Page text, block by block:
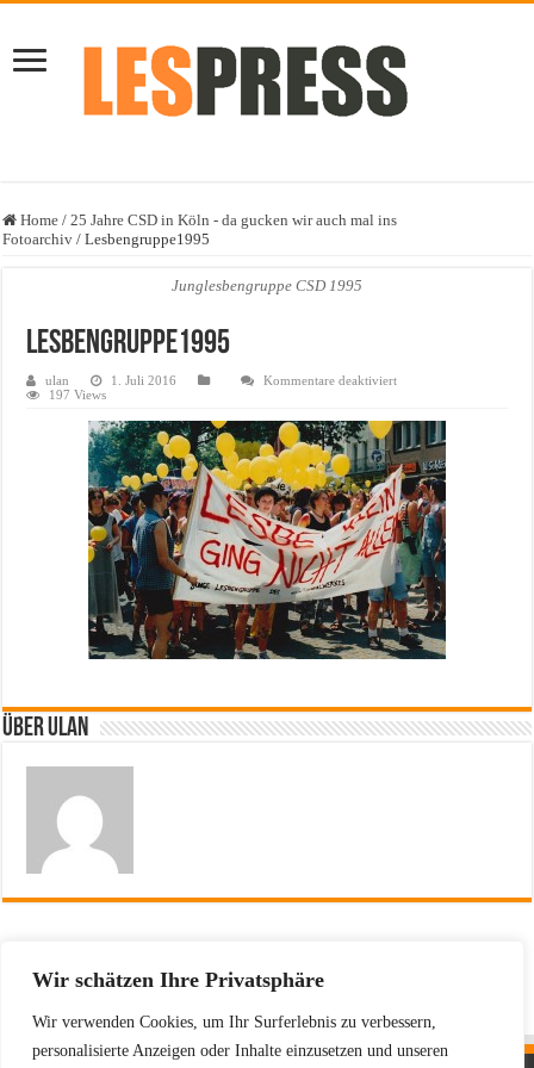
Wir schätzen Ihre Privatsphäre
Wir verwenden Cookies, um Ihr Surferlebnis zu verbessern,
personalisierte Anzeigen oder Inhalte einzusetzen und unseren
Home / 25 Jahre CSD in Köln - da gucken wir auch mal ins
Fotoarchiv / Lesbengruppe1995
Junglesbengruppe CSD 1995
Lesbengruppe1995
ulan 1. Juli 2016 Kommentare deaktiviertfür
197 Views
Über ulan
wir auch mal ins Fotoarchiv